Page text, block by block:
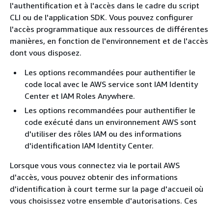
l'authentification et à l'accès dans le cadre du script
CLI ou de l'application SDK. Vous pouvez configurer
l'accès programmatique aux ressources de différentes
manières, en fonction de l'environnement et de l'accès
dont vous disposez.
Les options recommandées pour authentifier le
code local avec le AWS service sont IAM Identity
Center et IAM Roles Anywhere.
Les options recommandées pour authentifier le
code exécuté dans un environnement AWS sont
d'utiliser des rôles IAM ou des informations
d'identification IAM Identity Center.
Lorsque vous vous connectez via le portail AWS
d'accès, vous pouvez obtenir des informations
d'identification à court terme sur la page d'accueil où
vous choisissez votre ensemble d'autorisations. Ces